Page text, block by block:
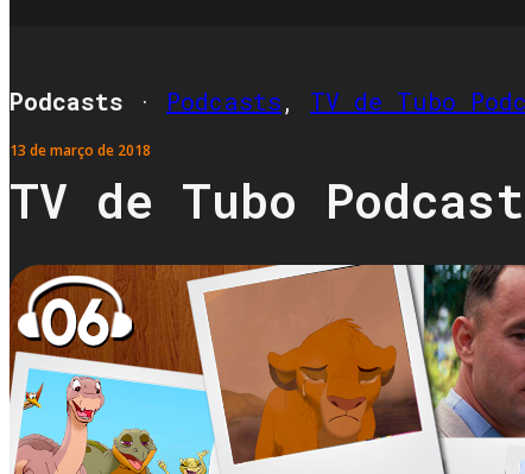
Podcasts · Podcasts, TV de Tubo
13 de março de 2018
TV de Tubo